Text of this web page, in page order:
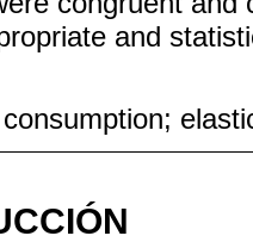
and
consumption;